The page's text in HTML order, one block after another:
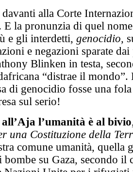
davanti alla Corte
E la pronunzia di quel
e gli interdetti, genocidio,
e negazioni sparate
Blinken in testa,
“distrae il mondo”.
di genocidio fosse una
sul serio!
l’umanità è al bivio
una Costituzione della
comune umanità, quella
su Gaza, secondo il